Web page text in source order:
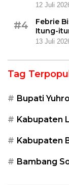
12 Juli
#4
Febrie
Itung-
13 Juli
Tag
Bupati
Kabupaten
Kabupaten
Bambang